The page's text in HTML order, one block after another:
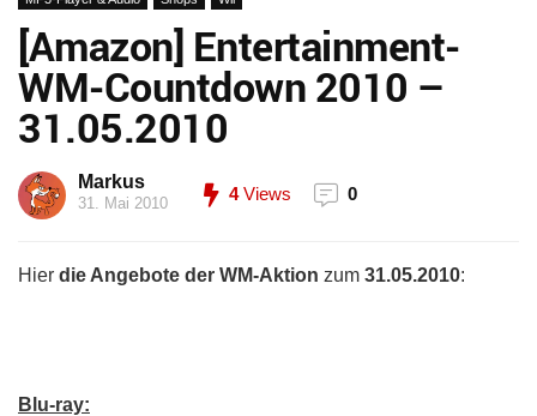
[Amazon] Entertainment-
WM-Countdown 2010 –
31.05.2010
Markus
31. Mai 2010 4Views 0
Hier die Angebote der WM-Aktion zum 31.05.2010:
Blu-ray: